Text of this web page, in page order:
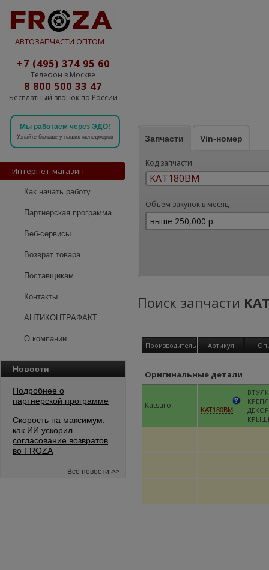
АВТОЗАПЧАСТИ ОПТОМ
+7 (495) 374 95 60
Телефон в Москве
8 800 500 33 47
Бесплатный звонок по России
Мы работаем через ЭДО!
Узнайте больше у наших менеджеров
Интернет-магазин
Как начать работу
Партнерская программа
Веб-сервисы
Возврат товара
Поставщикам
Контакты
АНТИКОНТРАФАКТ
О компании
Новости
Подробнее о
партнерской программе
Скорость на максимум:
как ИИ ускорил
согласование возвратов
во FROZA
Все новости >>
Запчасти Vin-номер
Код запчасти
Объем закупок в месяц
Поиск запчасти
Производитель Артикул
Оригинальные детали
Katsuro KAT180BM